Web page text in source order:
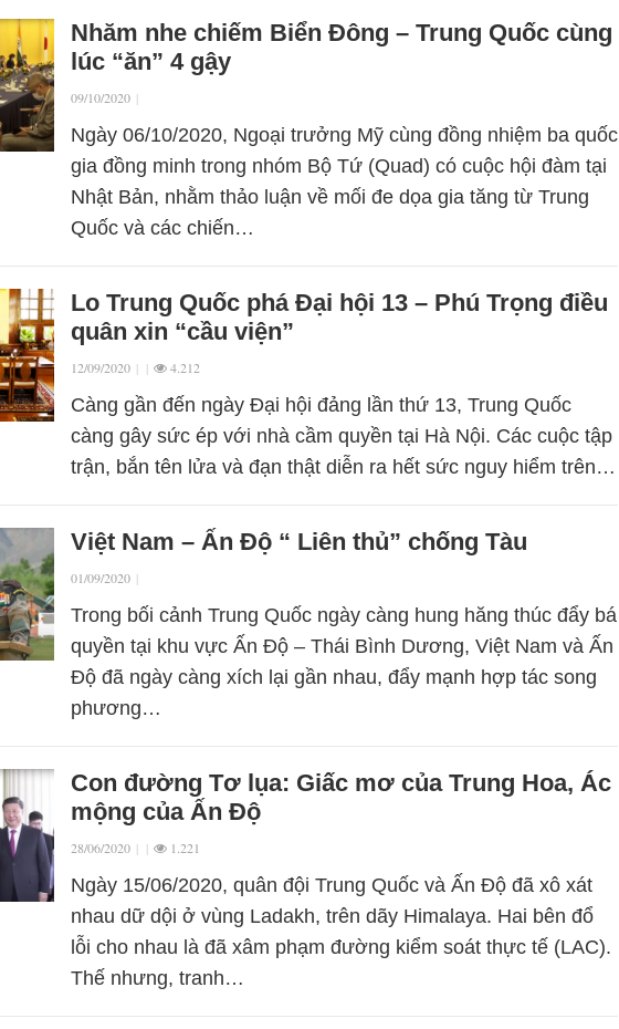
Nhăm nhe chiếm Biển Đông – Trung Quốc cùng
lúc “ăn” 4 gậy
09/10/2020 |
Ngày 06/10/2020, Ngoại trưởng Mỹ cùng đồng nhiệm ba quốc
gia đồng minh trong nhóm Bộ Tứ (Quad) có cuộc hội đàm tại
Nhật Bản, nhằm thảo luận về mối đe dọa gia tăng từ Trung
Quốc và các chiến…
Lo Trung Quốc phá Đại hội 13 – Phú Trọng điều
quân xin “cầu viện”
12/09/2020 | | 4.212
Càng gần đến ngày Đại hội đảng lần thứ 13, Trung Quốc
càng gây sức ép với nhà cầm quyền tại Hà Nội. Các cuộc tập
trận, bắn tên lửa và đạn thật diễn ra hết sức nguy hiểm trên…
Việt Nam – Ấn Độ “ Liên thủ” chống Tàu
01/09/2020 |
Trong bối cảnh Trung Quốc ngày càng hung hăng thúc đẩy bá
quyền tại khu vực Ấn Độ – Thái Bình Dương, Việt Nam và Ấn
Độ đã ngày càng xích lại gần nhau, đẩy mạnh hợp tác song
phương…
Con đường Tơ lụa: Giấc mơ của Trung Hoa, Ác
mộng của Ấn Độ
28/06/2020 | | 1.221
Ngày 15/06/2020, quân đội Trung Quốc và Ấn Độ đã xô xát
nhau dữ dội ở vùng Ladakh, trên dãy Himalaya. Hai bên đổ
lỗi cho nhau là đã xâm phạm đường kiểm soát thực tế (LAC).
Thế nhưng, tranh…